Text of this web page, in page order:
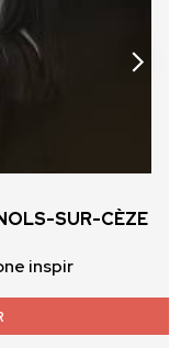
SUR-CÈZE
inspir